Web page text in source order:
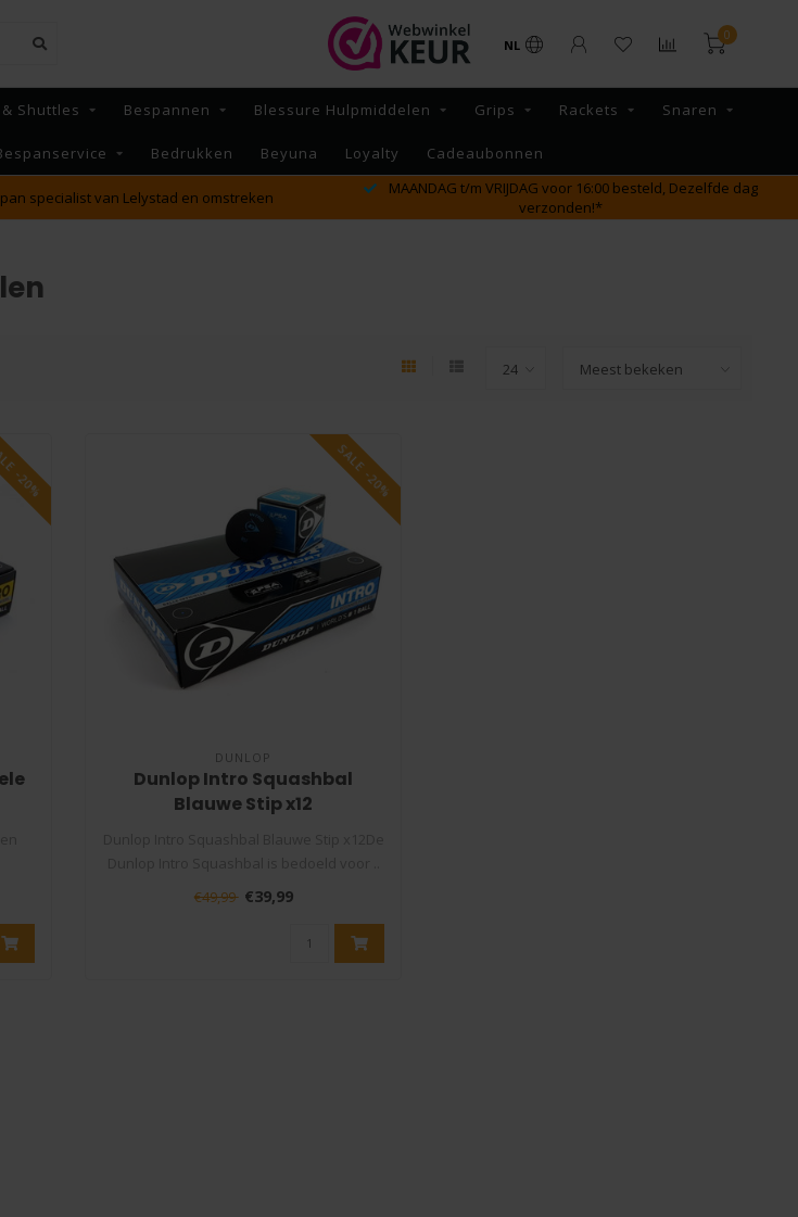
NL
0
Shuttles Bespannen Blessure Hulpmiddelen Grips Rackets Snaren
Bedrukken Beyuna Loyalty Cadeaubonnen
specialist van Lelystad en omstreken
MAANDAG t/m VRIJDAG voor 16:00 besteld, Dezelfde dag
verzonden!*
-20% SALE -20%
DUNLOP
Dunlop Intro Squashbal
Blauwe Stip x12
€49,99 €39,99